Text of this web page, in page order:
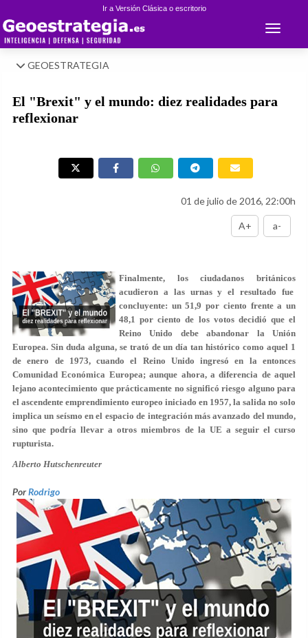
Ir a Versión Clásica o escritorio
Toggle
GEOESTRATEGIA
El "Brexit" y el mundo: diez realidades para
reflexionar
01 de julio de 2016, 22:00h
A+ a-
Finalmente, los ciudadanos británicos
acudieron a las urnas y el resultado fue
concluyente: un 51,9 por ciento frente a un
48,1 por ciento de los votos decidió que el
Reino Unido debe abandonar la Unión
Europea. Sin duda alguna, se trató de un día tan histórico como aquel 1
de enero de 1973, cuando el Reino Unido ingresó en la entonces
Comunidad Económica Europea; aunque ahora, a diferencia de aquel
lejano acontecimiento que prácticamente no significó riesgo alguno para
el ascendente emprendimiento europeo iniciado en 1957, la salida no solo
implica un seísmo en el espacio de integración más avanzado del mundo,
sino que podría llevar a otros miembros de la UE a seguir el curso
rupturista.
Alberto Hutschenreuter
PorRodrigo